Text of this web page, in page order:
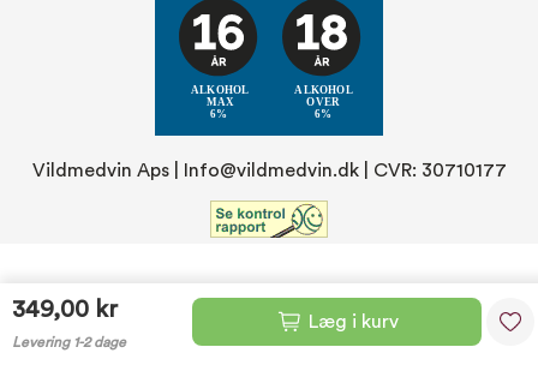
349,00 kr
Levering 1-2 dage
Læg i kurv
Vildmedvin Aps | Info@vildmedvin.dk| CVR: 30710177